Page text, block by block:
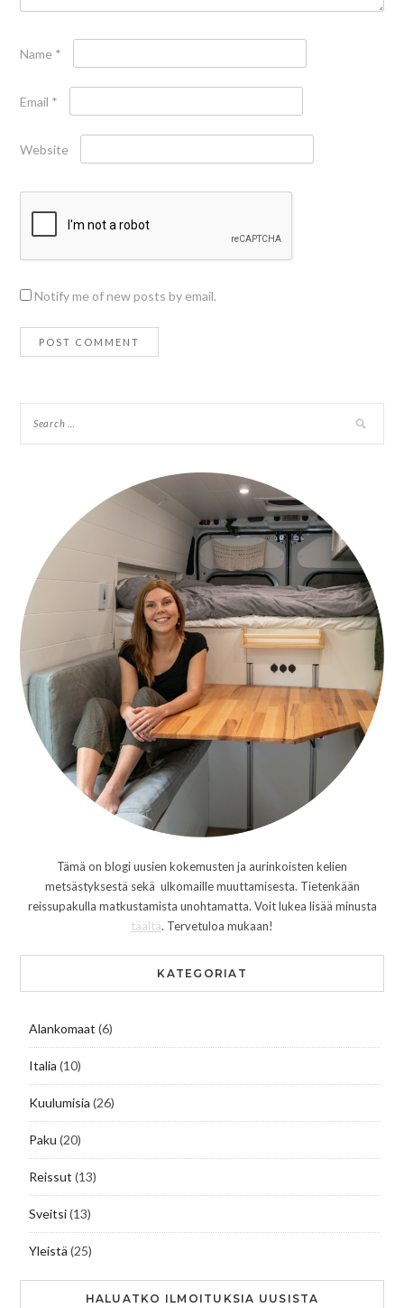
Name *
Email *
Website
Notify me of new posts by email.
Tämä on blogi uusien kokemusten ja aurinkoisten kelien
metsästyksestä sekä ulkomaille muuttamisesta. Tietenkään
reissupakulla matkustamista unohtamatta. Voit lukea lisää minusta
täältä. Tervetuloa mukaan!
KATEGORIAT
Alankomaat (6)
Italia (10)
Kuulumisia (26)
Paku (20)
Reissut (13)
Sveitsi(13)
Yleistä (25)
HALUATKO ILMOITUKSIA UUSISTA